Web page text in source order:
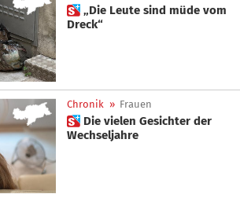
 „Die Leute sind müde vom
Dreck“
Chronik » Frauen
 Die vielen Gesichter der
Wechseljahre